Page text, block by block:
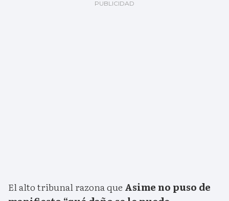
El alto tribunal razona que Asime no puso de